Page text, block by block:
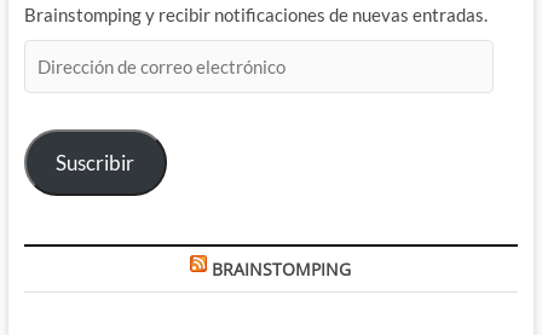
Brainstomping y recibir notificaciones de nuevas entradas.
de
electrónico
Suscribir
BRAINSTOMPING